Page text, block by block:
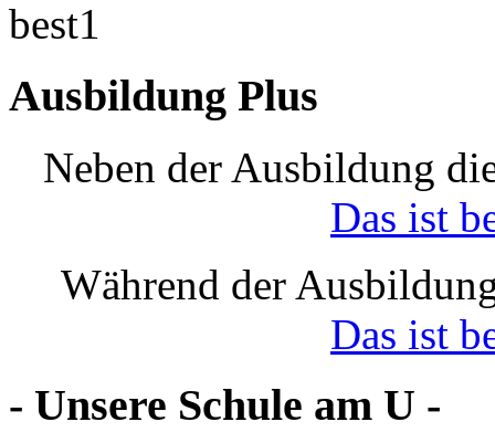
Ausbildung Plus
Neben der Ausbildung
Das ist
Während der
Das ist
- Unsere Schule am U -